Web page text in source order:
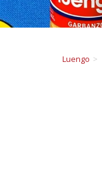
Luengo